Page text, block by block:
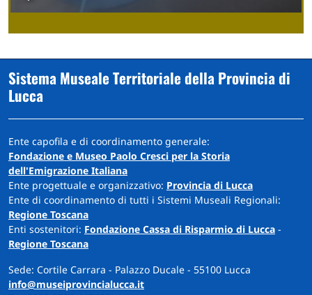
Sistema Museale Territoriale della Provincia di
Lucca
Ente capofila e di coordinamento generale:
Fondazione e Museo Paolo Cresci per la Storia
dell'Emigrazione Italiana
Ente progettuale e organizzativo: Provincia di Lucca
Ente di coordinamento di tutti i Sistemi Museali Regionali:
Regione Toscana
Enti sostenitori: Fondazione Cassa di Risparmio di Lucca -
Regione Toscana
Sede: Cortile Carrara - Palazzo Ducale - 55100 Lucca
info@museiprovincialucca.it